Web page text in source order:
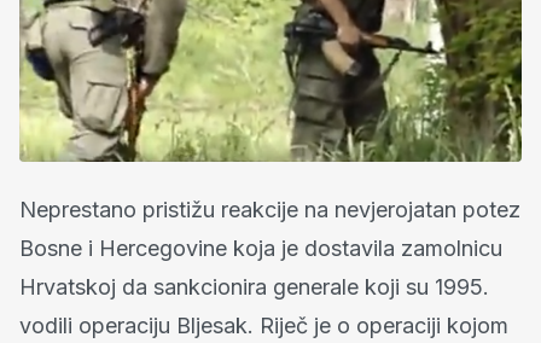
Neprestano pristižu reakcije na nevjerojatan potez
Bosne i Hercegovine koja je dostavila zamolnicu
Hrvatskoj da sankcionira generale koji su 1995.
vodili operaciju Bljesak. Riječ je o operaciji kojom